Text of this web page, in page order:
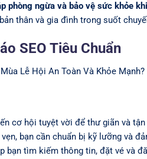
phòng ngừa và bảo vệ sức khỏe
thân và gia đình trong suốt
SEO Tiêu Chuẩn
Lễ Hội An Toàn Và Khỏe Mạnh?
cơ hội tuyệt vời để thư giãn và
bạn cần chuẩn bị kỹ lưỡng và
bạn tìm kiếm thông tin, đặt vé và